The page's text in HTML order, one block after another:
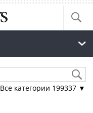
Все категории 199337 ▼